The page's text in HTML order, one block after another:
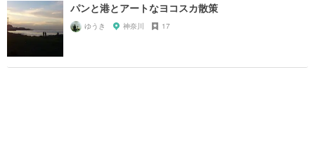
パンと港とアートなヨコスカ散策
ゆうき 神奈川 17